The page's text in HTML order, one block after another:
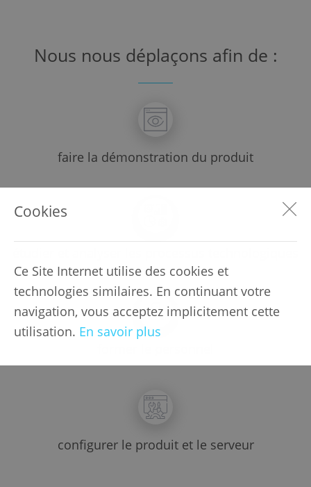
Nous nous déplaçons afin de :
faire la démonstration du produit
configurer le produit et le serveur
Cookies
Ce Site Internet utilise des cookies et
technologies similaires. En continuant votre
navigation, vous acceptez implicitement cette
utilisation. En savoir plus